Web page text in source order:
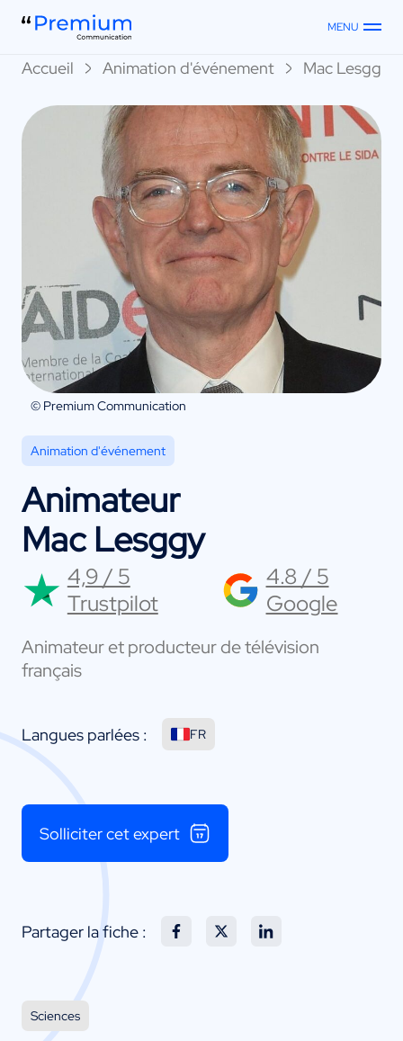
MENU
Accueil Animation d'événement Mac Lesggy
© Premium Communication
Animation d'événement
Animateur
Mac Lesggy
4,9 / 5
Trustpilot
4.8 / 5
Google
Animateur et producteur de télévision
français
Langues parlées : FR
Solliciter cet expert
Partager la fiche :
Sciences